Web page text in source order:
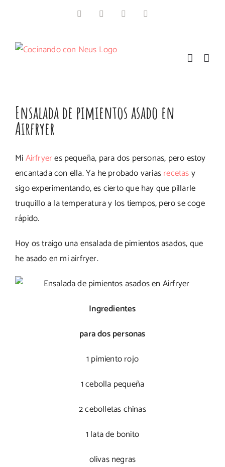
FacebookInstagramPinterest
Ensalada de pimientos asado en
Airfryer
MiAirfryeres pequeña, para dos personas, pero estoy
encantada con ella. Ya he probado variasrecetasy
sigo experimentando, es cierto que hay que pillarle
truquillo a la temperatura y los tiempos, pero se coge
rápido.
Hoy os traigo una ensalada de pimientos asados, que
he asado en mi airfryer.
Ingredientes
para dos personas
1 pimiento rojo
1 cebolla pequeña
2 cebolletas chinas
1 lata de bonito
olivas negras